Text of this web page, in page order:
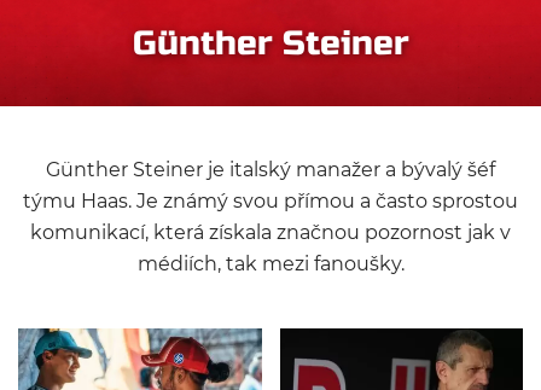
Günther Steiner
Günther Steiner je italský manažer a bývalý šéf
týmu Haas. Je známý svou přímou a často sprostou
komunikací, která získala značnou pozornost jak v
médiích, tak mezi fanoušky.